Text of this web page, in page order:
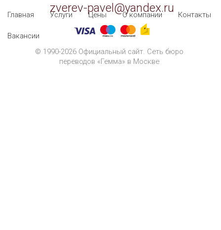
Главная Услуги Цены О компании Контакты
Вакансии
© 1990-2026 Официальный сайт. Сеть бюро
переводов «Гемма» в Москве
zverev-pavel@yandex.ru